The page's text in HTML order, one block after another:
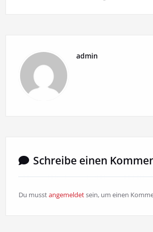
admin
Schreibe einen
Du musstangemeldetsein, um einen